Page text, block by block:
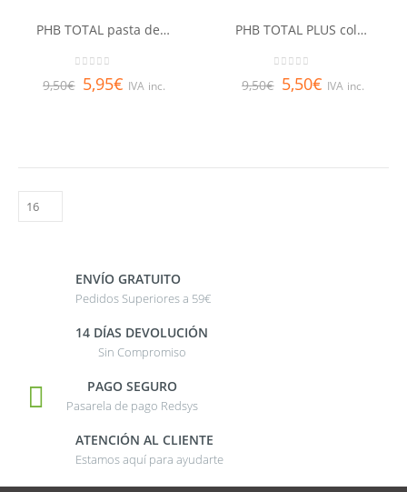
PHB TOTAL pasta dentífrica pack ahorro 75 x 2 ml
9,50€ 5,95€ IVA inc.
PHB TOTAL PLUS colutorio 500 ml
9,50€ 5,50€ IVA inc.
ENVÍO GRATUITO
Pedidos Superiores a 59€
14 DÍAS DEVOLUCIÓN
Sin Compromiso
PAGO SEGURO
Pasarela de pago Redsys
ATENCIÓN AL CLIENTE
Estamos aquí para ayudarte